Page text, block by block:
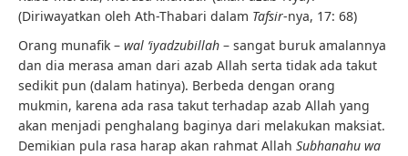
(Diriwayatkan oleh Ath-Thabari dalam Tafsir-nya, 17: 68)
Orang munafik – wal ‘iyadzubillah – sangat buruk amalannya
dan dia merasa aman dari azab Allah serta tidak ada takut
sedikit pun (dalam hatinya). Berbeda dengan orang
mukmin, karena ada rasa takut terhadap azab Allah yang
akan menjadi penghalang baginya dari melakukan maksiat.
Demikian pula rasa harap akan rahmat Allah Subhanahu wa